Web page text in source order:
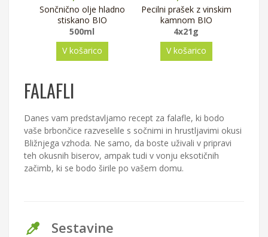
Sončnično olje hladno
stiskano BIO
500ml
V košarico
Pecilni prašek z vinskim
kamnom BIO
4x21g
V košarico
FALAFLI
Danes vam predstavljamo recept za falafle, ki bodo
vaše brbončice razveselile s sočnimi in hrustljavimi okusi
Bližnjega vzhoda. Ne samo, da boste uživali v pripravi
teh okusnih biserov, ampak tudi v vonju eksotičnih
začimb, ki se bodo širile po vašem domu.
Sestavine